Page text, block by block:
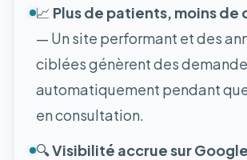
📈 Plus de patients, moins de
— Un site performant et des
ciblées génèrent des
automatiquement pendant
en consultation.
🔍Visibilité accrue sur Google